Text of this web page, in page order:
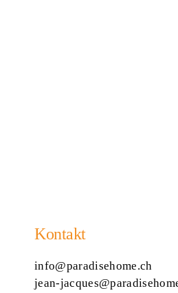
Kontakt
info@paradisehome.ch
jean-